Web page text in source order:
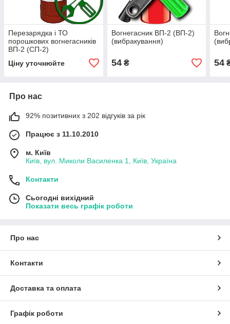
Перезарядка і ТО
порошкових вогнегасників
ВП-2 (СП-2)
Ціну уточнюйте
Вогнегасник ВП-2 (ВП-2)
(вибракування)
54₴ 54
Про нас
92% позитивних з 202 відгуків за рік
Працює з 11.10.2010
м. Київ
Київ, вул. Миколи Василенка 1, Київ, Україна
Контакти
Сьогодні вихідний
Показати весь графік роботи
Про нас
Контакти
Доставка та оплата
Графік роботи